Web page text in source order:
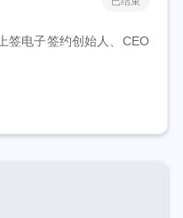
签电子签约创始人、CEO